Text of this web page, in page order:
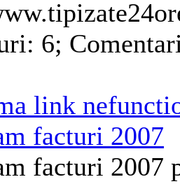
6;
link
facturi 2007
facturi 2007